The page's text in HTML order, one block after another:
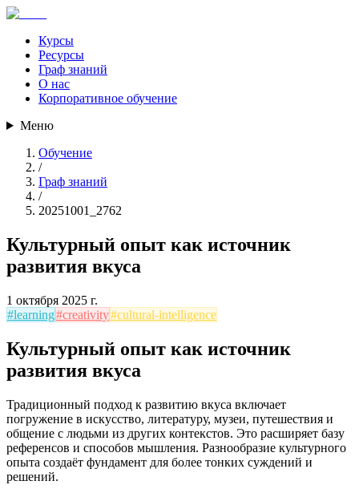
Курсы
Ресурсы
Граф знаний
О нас
Корпоративное обучение
Меню
Обучение
/
Граф знаний
/
20251001_2762
Культурный опыт как источник
развития вкуса
1 октября 2025 г.
#learning#creativity#cultural-intelligence
Культурный опыт как источник
развития вкуса
Традиционный подход к развитию вкуса включает
погружение в искусство, литературу, музеи, путешествия и
общение с людьми из других контекстов. Это расширяет базу
референсов и способов мышления. Разнообразие культурного
опыта создаёт фундамент для более тонких суждений и
решений.